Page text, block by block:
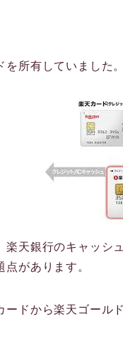
を所有していました
楽天銀行のキャッシ
点があります。
ードから楽天ゴール